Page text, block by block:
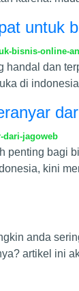
untuk
bisnis-online-
dan
di
dari-jagoweb
bagi
kini
anda
artikel ini